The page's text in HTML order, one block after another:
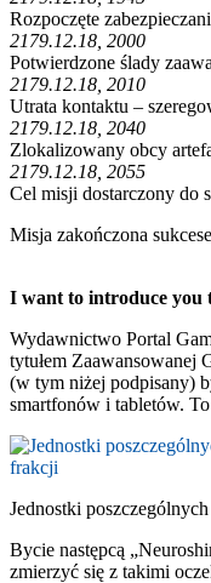
Rozpoczęte
2179.12.18, 2000
Potwierdzone ślady
2179.12.18, 2010
Utrata kontaktu –
2179.12.18, 2040
Zlokalizowany obcy
2179.12.18, 2055
Cel misji dostarczony do
Misja zakończona
I want to introduce you
Wydawnictwo Portal
tytułem Zaawansowanej
(w tym niżej podpisany)
smartfonów i tabletów.
Jednostki
Bycie następcą
zmierzyć się z takimi